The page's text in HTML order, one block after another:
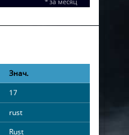
Знач.
17
rust
Rust